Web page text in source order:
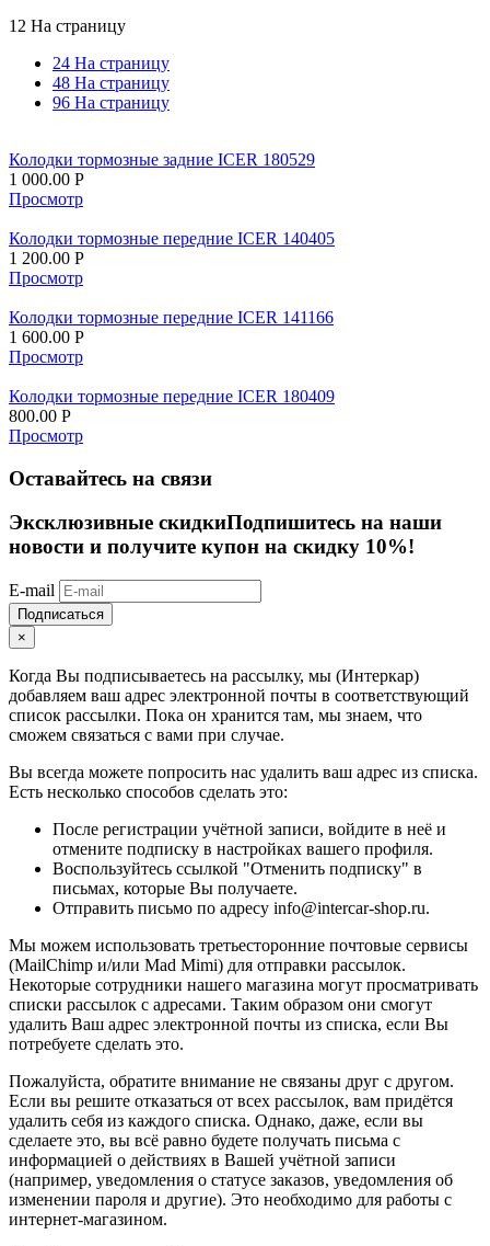
12 На страницу
24 На страницу
48 На страницу
96 На страницу
Колодки тормозные задние ICER 180529
1 000.00 Р
Просмотр
Колодки тормозные передние ICER 140405
1 200.00 Р
Просмотр
Колодки тормозные передние ICER 141166
1 600.00 Р
Просмотр
Колодки тормозные передние ICER 180409
800.00 Р
Просмотр
Оставайтесь на связи
Эксклюзивные скидкиПодпишитесь на наши
новости и получите купон на скидку 10%!
E-mail
Подписаться
×
Когда Вы подписываетесь на рассылку, мы (Интеркар)
добавляем ваш адрес электронной почты в соответствующий
список рассылки. Пока он хранится там, мы знаем, что
сможем связаться с вами при случае.
Вы всегда можете попросить нас удалить ваш адрес из списка.
Есть несколько способов сделать это:
После регистрации учётной записи, войдите в неё и
отмените подписку в настройках вашего профиля.
Воспользуйтесь ссылкой "Отменить подписку" в
письмах, которые Вы получаете.
Отправить письмо по адресу info@intercar-shop.ru.
Мы можем использовать третьесторонние почтовые сервисы
(MailChimp и/или Mad Mimi) для отправки рассылок.
Некоторые сотрудники нашего магазина могут просматривать
списки рассылок с адресами. Таким образом они смогут
удалить Ваш адрес электронной почты из списка, если Вы
потребуете сделать это.
Пожалуйста, обратите внимание не связаны друг с другом.
Если вы решите отказаться от всех рассылок, вам придётся
удалить себя из каждого списка. Однако, даже, если вы
сделаете это, вы всё равно будете получать письма с
информацией о действиях в Вашей учётной записи
(например, уведомления о статусе заказов, уведомления об
изменении пароля и другие). Это необходимо для работы с
интернет-магазином.